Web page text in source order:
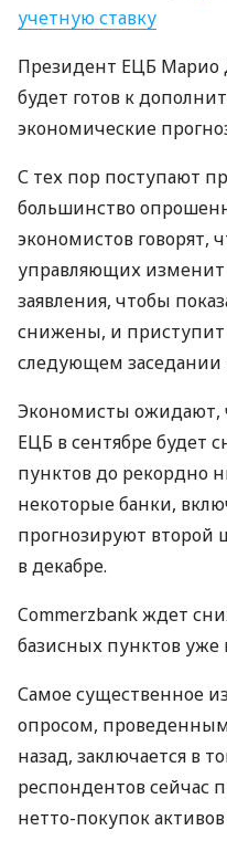
учетную ставку
Президент ЕЦБ Марио
будет готов к
экономические
С тех пор поступают
большинство
экономистов говорят,
управляющих изменит
заявления, чтобы
снижены, и
следующем заседании
Экономисты ожидают,
ЕЦБ в сентябре будет
пунктов до рекордно
некоторые банки,
прогнозируют второй
в декабре.
Commerzbank ждет
базисных пунктов уже
Самое существенное
опросом,
назад, заключается в
респондентов сейчас
нетто-покупок активов